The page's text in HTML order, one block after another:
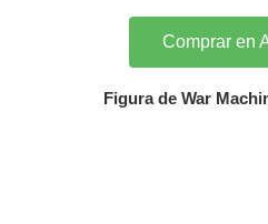
Comprar en
Figura de War